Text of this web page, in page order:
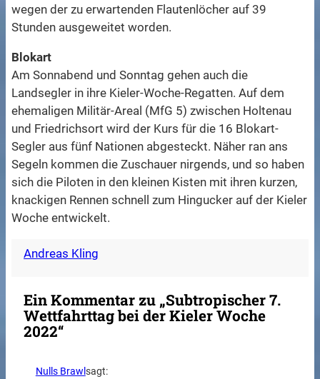
wegen der zu erwartenden Flautenlöcher auf 39
Stunden ausgeweitet worden.
Blokart
Am Sonnabend und Sonntag gehen auch die
Landsegler in ihre Kieler-Woche-Regatten. Auf dem
ehemaligen Militär-Areal (MfG 5) zwischen Holtenau
und Friedrichsort wird der Kurs für die 16 Blokart-
Segler aus fünf Nationen abgesteckt. Näher ran ans
Segeln kommen die Zuschauer nirgends, und so haben
sich die Piloten in den kleinen Kisten mit ihren kurzen,
knackigen Rennen schnell zum Hingucker auf der Kieler
Woche entwickelt.
Andreas Kling
Ein Kommentar zu „Subtropischer 7.
Wettfahrttag bei der Kieler Woche
2022“
Nulls Brawl sagt: